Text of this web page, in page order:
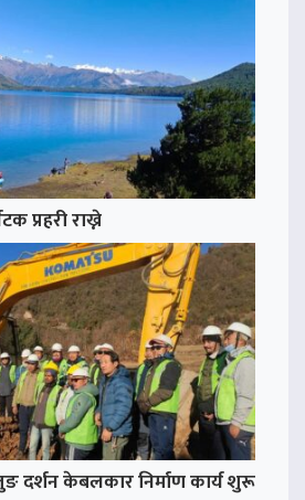
प्रहरी राख्ने
दर्शन केबलकार निर्माण कार्य शुरू